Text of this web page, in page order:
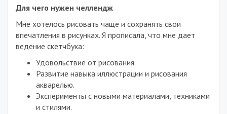
Для чего нужен челлендж
Мне хотелось рисовать чаще и сохранять свои
впечатления в рисунках. Я прописала, что мне дает
ведение скетчбука:
Удовольствие от рисования.
Развитие навыка иллюстрации и рисования
акварелью.
Эксперименты с новыми материалами, техниками
и стилями.